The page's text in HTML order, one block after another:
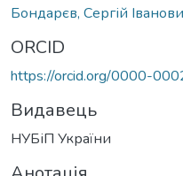
Бондарєв, Сергій
ORCID
https://orcid.org/0000-
Видавець
НУБіП України